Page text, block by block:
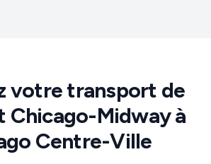
votre transport de
Chicago-Midway à
Centre-Ville